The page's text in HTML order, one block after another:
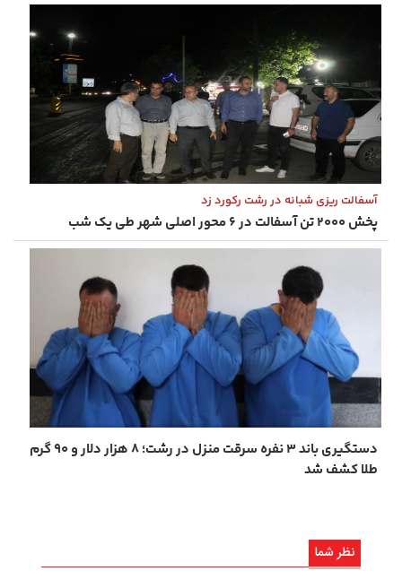
آسفالت‌ ریزی شبانه در رشت رکورد زد
پخش ۲۰۰۰ تن آسفالت در ۶ محور اصلی شهر طی یک شب
دستگیری باند ۳ نفره سرقت منزل در رشت؛ ۸ هزار دلار و ۹۰ گرم
طلا کشف شد
نظر شما